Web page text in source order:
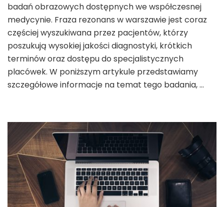
badań obrazowych dostępnych we współczesnej
medycynie. Fraza rezonans w warszawie jest coraz
częściej wyszukiwana przez pacjentów, którzy
poszukują wysokiej jakości diagnostyki, krótkich
terminów oraz dostępu do specjalistycznych
placówek. W poniższym artykule przedstawiamy
szczegółowe informacje na temat tego badania, …